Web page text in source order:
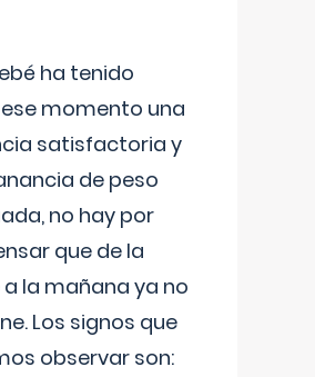
ha tenido
momento una
satisfactoria y
de peso
no hay por
que de la
la mañana ya no
Los signos que
observar son: